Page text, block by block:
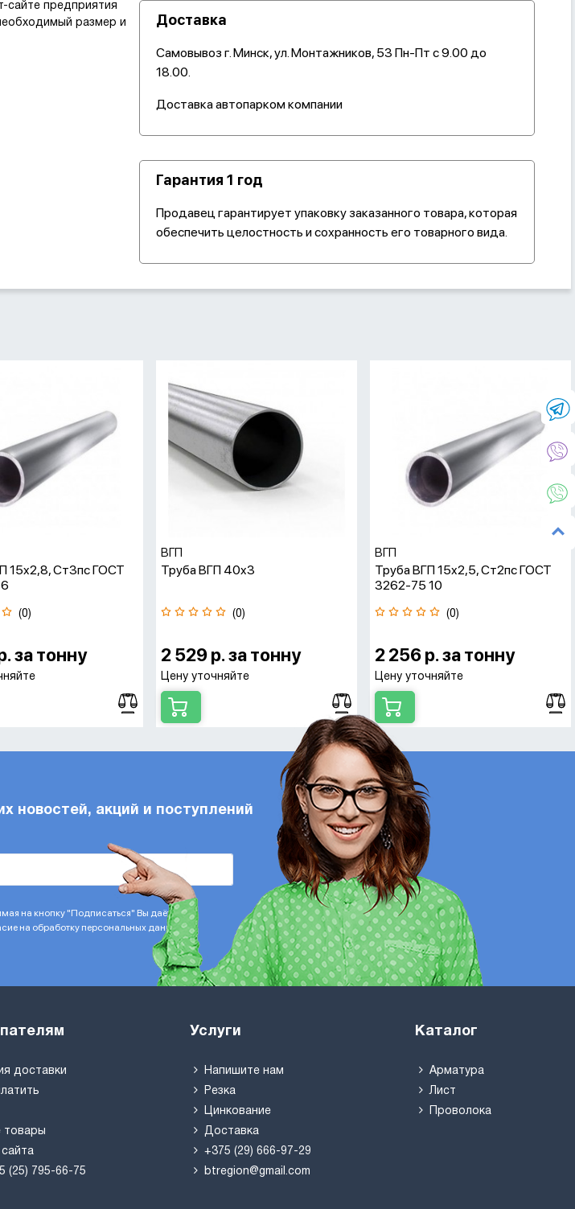
сайте предприятия
размер и
Доставка
Самовывоз г. Минск, ул. Монтажников, 53 Пн-Пт с 9.00 до
18.00.
Доставка автопарком компании
Гарантия 1 год
Продавец гарантирует упаковку заказанного товара, которая
обеспечить целостность и сохранность его товарного вида.
15x2,8, Ст3пс ГОСТ
(0)
за тонну
ВГП
Труба ВГП 40x3
(0)
2 529 р. за тонну
Цену уточняйте
ВГП
Труба ВГП 15x2,5, Ст2пс ГОСТ
3262-75 10
(0)
2 256 р. за тонну
Цену уточняйте
новостей, акций и поступлений
на кнопку "Подписаться" Вы даёте
на обработку персональных данных
доставки
товары
(25) 795-66-75
Услуги
Напишите нам
Резка
Цинкование
Доставка
+375 (29) 666-97-29
btregion@gmail.com
Каталог
Арматура
Лист
Проволока